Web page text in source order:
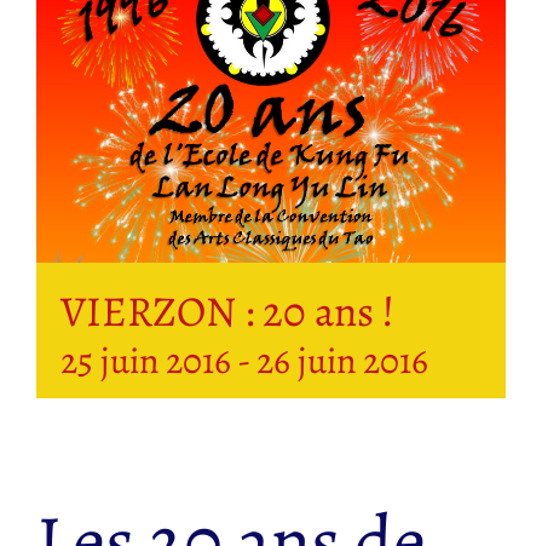
VIERZON : 20 ans !
25 juin 2016 -26 juin 2016